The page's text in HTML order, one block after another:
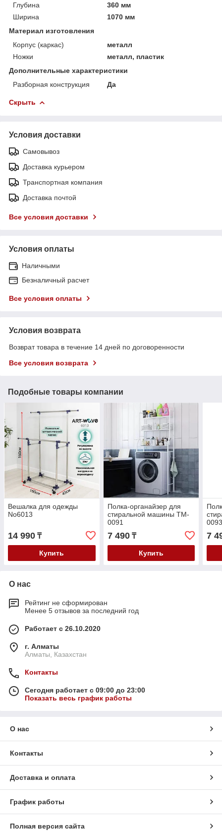
Глубина
360 мм
Ширина
1070 мм
Материал изготовления
Корпус (каркас)
металл
Ножки
металл, пластик
Дополнительные характеристики
Разборная конструкция
Да
Скрыть
Условия доставки
Самовывоз
Доставка курьером
Транспортная компания
Доставка почтой
Все условия доставки
Условия оплаты
Наличными
Безналичный расчет
Все условия оплаты
Условия возврата
Возврат товара в течение 14 дней по договоренности
Все условия возврата
Подобные товары компании
Вешалка для одежды
No6013
14 990 ₸
Купить
Полка-органайзер для
стиральной машины TM-
0091
7 490₸
Купить
7
О нас
Рейтинг не сформирован
Менее 5 отзывов за последний год
Работает с 26.10.2020
г. Алматы
Алматы, Казахстан
Контакты
Сегодня работает с 09:00 до 23:00
Показать весь график работы
О нас
Контакты
Доставка и оплата
График работы
Полная версия сайта